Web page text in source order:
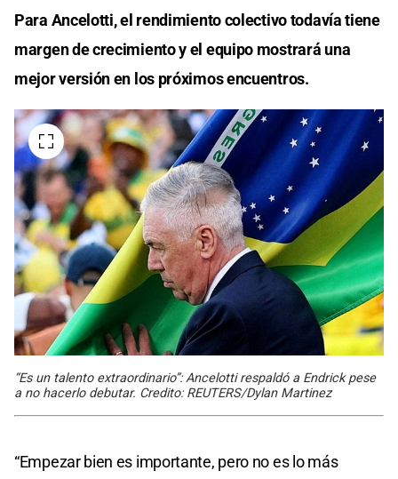
Para Ancelotti, el rendimiento colectivo todavía tiene
margen de crecimiento y el equipo mostrará una
mejor versión en los próximos encuentros.
“Es un talento extraordinario”: Ancelotti respaldó a Endrick pese
a no hacerlo debutar. Credito: REUTERS/Dylan Martinez
“Empezar bien es importante, pero no es lo más